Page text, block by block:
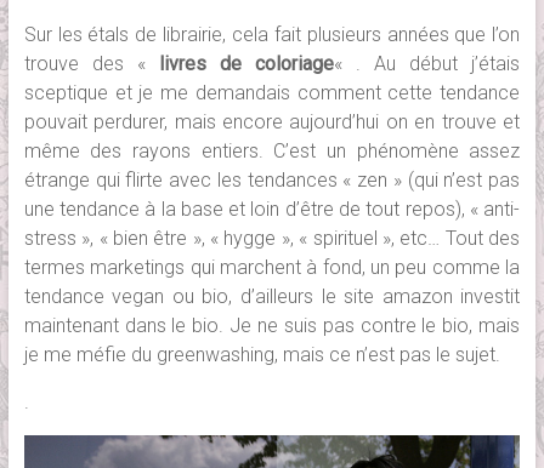
Sur les étals de librairie, cela fait plusieurs années que l’on
trouve des «
livres de coloriage« . Au début j’étais
sceptique et je me demandais comment cette tendance
pouvait perdurer, mais encore aujourd’hui on en trouve et
même des rayons entiers. C’est un phénomène assez
étrange qui flirte avec les tendances « zen » (qui n’est pas
une tendance à la base et loin d’être de tout repos), « anti-
stress », « bien être », « hygge », « spirituel », etc… Tout des
termes marketings qui marchent à fond, un peu comme la
tendance vegan ou bio, d’ailleurs le site amazon investit
maintenant dans le bio. Je ne suis pas contre le bio, mais
je me méfie du greenwashing, mais ce n’est pas le sujet.
.